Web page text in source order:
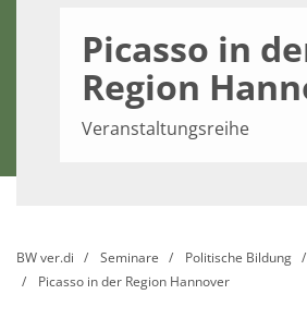
Picasso in
Region
Veranstaltungsreihe
BW ver.di Seminare Politische Bildung
Picasso in der Region Hannover